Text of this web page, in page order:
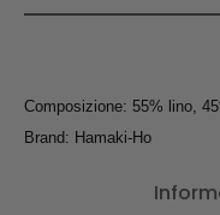
Composizione: 55% lino,
Brand: Hamaki-Ho